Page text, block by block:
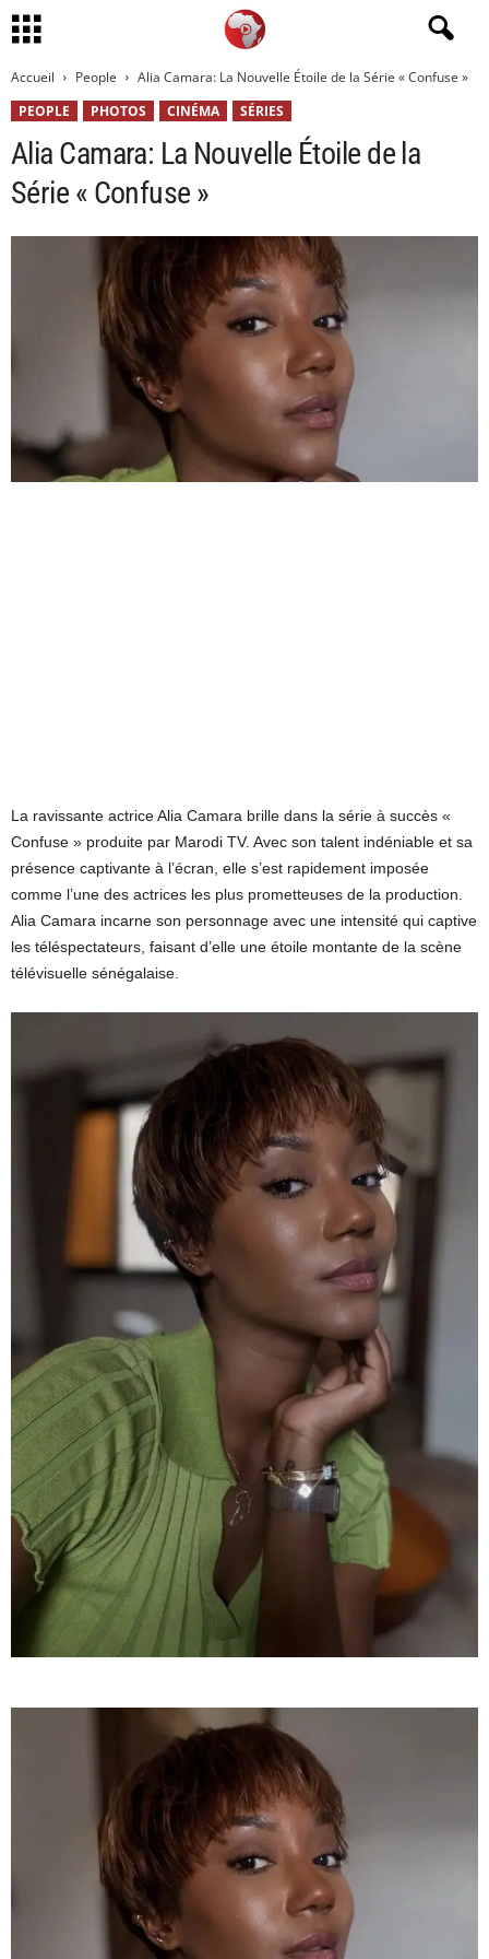
Accueil People
Alia Camara: La Nouvelle Étoile de la Série « Confuse »
PEOPLE
PHOTOS CINÉMA SÉRIES
Alia Camara: La Nouvelle Étoile de la
Série « Confuse »
La ravissante actrice Alia Camara brille dans la série à succès «
Confuse » produite par Marodi TV. Avec son talent indéniable et sa
présence captivante à l’écran, elle s’est rapidement imposée
comme l’une des actrices les plus prometteuses de la production.
Alia Camara incarne son personnage avec une intensité qui captive
les téléspectateurs, faisant d’elle une étoile montante de la scène
télévisuelle sénégalaise.